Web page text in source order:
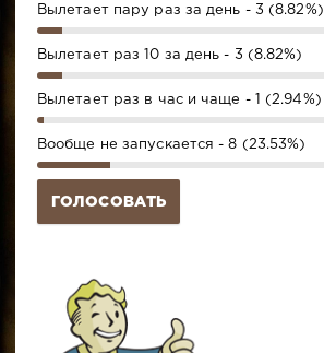
Вылетает пару раз за день - 3 (8.82%)
Вылетает раз 10 за день - 3 (8.82%)
Вылетает раз в час и чаще - 1 (2.94%)
Вообще не запускается - 8 (23.53%)
ГОЛОСОВАТЬ